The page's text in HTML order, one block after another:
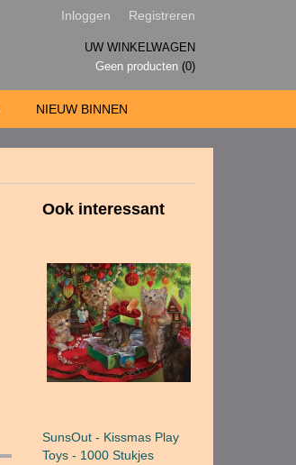
Inloggen Registreren
UW WINKELWAGEN
Geen producten (0)
NIEUW BINNEN
Ook interessant
SunsOut - Kissmas Play
Toys - 1000 Stukjes